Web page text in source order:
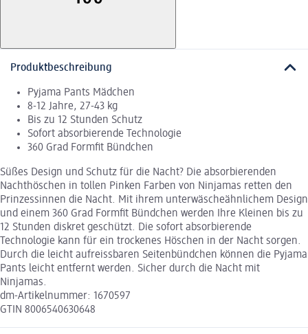
Produktbeschreibung
Pyjama Pants Mädchen
8-12 Jahre, 27-43 kg
Bis zu 12 Stunden Schutz
Sofort absorbierende Technologie
360 Grad Formfit Bündchen
Süßes Design und Schutz für die Nacht? Die absorbierenden
Nachthöschen in tollen Pinken Farben von Ninjamas retten den
Prinzessinnen die Nacht. Mit ihrem unterwäscheähnlichem Design
und einem 360 Grad Formfit Bündchen werden Ihre Kleinen bis zu
12 Stunden diskret geschützt. Die sofort absorbierende
Technologie kann für ein trockenes Höschen in der Nacht sorgen.
Durch die leicht aufreissbaren Seitenbündchen können die Pyjama
Pants leicht entfernt werden. Sicher durch die Nacht mit
Ninjamas.
dm-Artikelnummer: 1670597
GTIN 8006540630648